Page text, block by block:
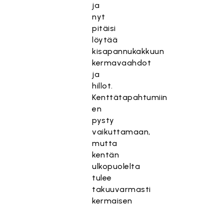
ja
nyt
pitäisi
löytää
kisapannukakkuun
kermavaahdot
ja
hillot.
Kenttätapahtumiin
en
pysty
vaikuttamaan,
mutta
kentän
ulkopuolelta
tulee
takuuvarmasti
kermaisen